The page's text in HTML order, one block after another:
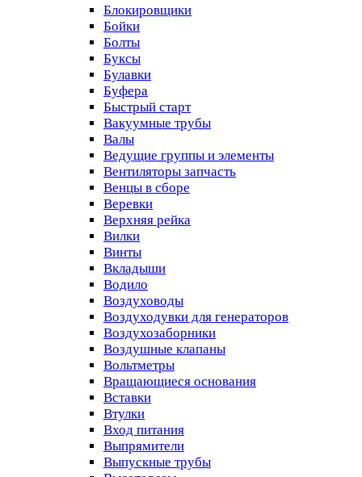
Блокировщики
Бойки
Болты
Буксы
Булавки
Буфера
Быстрый старт
Вакуумные трубы
Валы
Ведущие группы и элементы
Вентиляторы запчасть
Венцы в сборе
Веревки
Верхняя рейка
Вилки
Винты
Вкладыши
Водило
Воздуховоды
Воздуходувки для генераторов
Воздухозаборники
Воздушные клапаны
Вольтметры
Вращающиеся основания
Вставки
Втулки
Вход питания
Выпрямители
Выпускные трубы